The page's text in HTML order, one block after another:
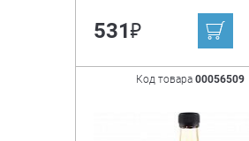
531₽
Код товара 00056509